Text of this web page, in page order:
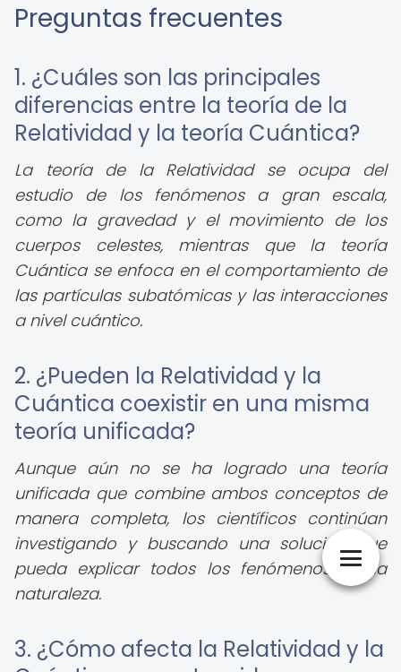
Preguntas frecuentes
1. ¿Cuáles son las principales
diferencias entre la teoría de la
Relatividad y la teoría Cuántica?
La teoría de la Relatividad se ocupa del
estudio de los fenómenos a gran escala,
como la gravedad y el movimiento de los
cuerpos celestes, mientras que la teoría
Cuántica se enfoca en el comportamiento de
las partículas subatómicas y las interacciones
a nivel cuántico.
2. ¿Pueden la Relatividad y la
Cuántica coexistir en una misma
teoría unificada?
Aunque aún no se ha logrado una teoría
unificada que combine ambos conceptos de
manera completa, los científicos continúan
investigando y buscando una solución que
pueda explicar todos los fenómenos de la
naturaleza.
3. ¿Cómo afecta la Relatividad y la